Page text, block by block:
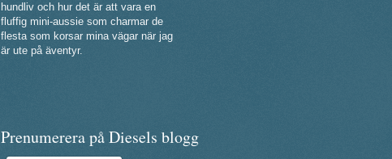
hundliv och hur det är att vara en
fluffig mini-aussie som charmar de
flesta som korsar mina vägar när jag
är ute på äventyr.
Prenumerera på Diesels blogg